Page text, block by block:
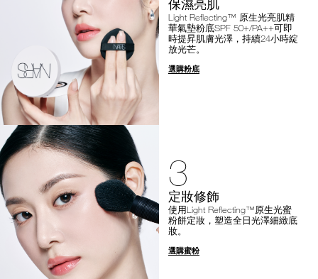
保濕亮肌
Light Reflecting™ 原生光亮肌精
華氣墊粉底SPF 50+/PA++可即
時提昇肌膚光澤，持續24小時綻
放光芒。
選購粉底
3
定妝修飾
使用Light Reflecting™原生光蜜
粉餅定妝，塑造全日光澤細緻底
妝。
選購蜜粉